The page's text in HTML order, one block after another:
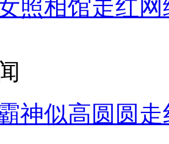
照相馆走红网
神似高圆圆走